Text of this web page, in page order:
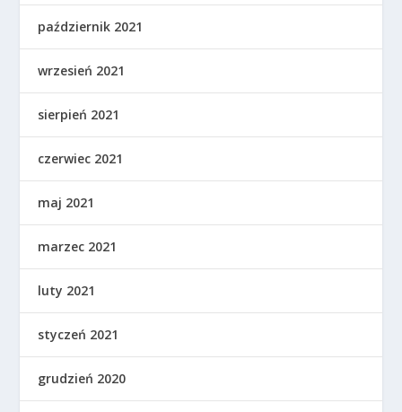
październik 2021
wrzesień 2021
sierpień 2021
czerwiec 2021
maj 2021
marzec 2021
luty 2021
styczeń 2021
grudzień 2020